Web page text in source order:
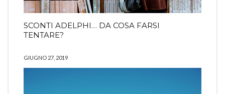
SCONTI ADELPHI… DA COSA FARSI
TENTARE?
GIUGNO 27, 2019